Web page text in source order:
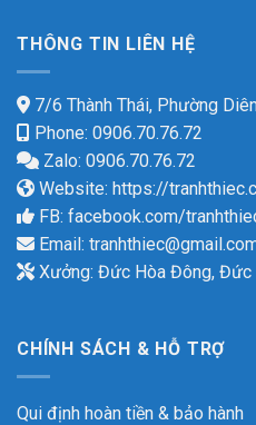
THÔNG TIN LIÊN HỆ
7/6 Thành Thái, Phường
Phone: 0906.70.76.72
Zalo: 0906.70.76.72
Website: https://
FB: facebook.com/
Email:
Xưởng: Đức Hòa Đông, Đức
CHÍNH SÁCH & HỖ TRỢ
Qui định hoàn tiền & bảo hành